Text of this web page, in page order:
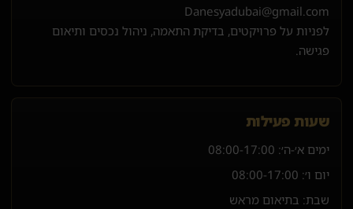
Danesyadubai@gmail.com
לפניות על פרויקטים, בדיקת התאמה, ניהול נכסים ותיאום
פגישה.
שעות פעילות
ימים א׳-ה׳: 08:00-17:00
יום ו׳: 08:00-17:00
שבת: בתיאום מראש